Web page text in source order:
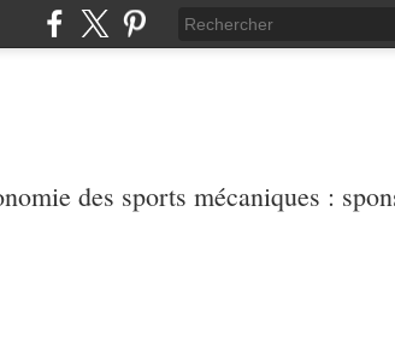
des sports mécaniques :